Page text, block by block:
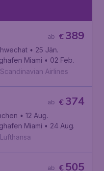
€389
ab
• 25 Jän.
Miami • 02 Feb.
Scandinavian Airlines
€374
ab
• 12 Aug.
Miami • 24 Aug.
Lufthansa
€505
ab